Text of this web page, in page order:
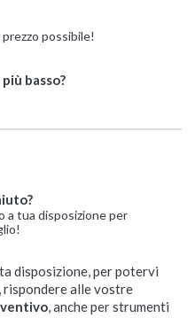
possibile!
basso?
a tua disposizione per
disposizione, per potervi
, rispondere alle vostre
, anche per strumenti